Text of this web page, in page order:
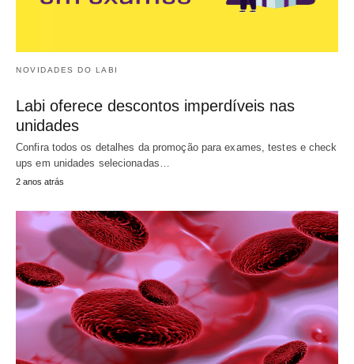
NOVIDADES DO LABI
Labi oferece descontos imperdíveis nas
unidades
Confira todos os detalhes da promoção para exames, testes e check
ups em unidades selecionadas…
2 anos atrás